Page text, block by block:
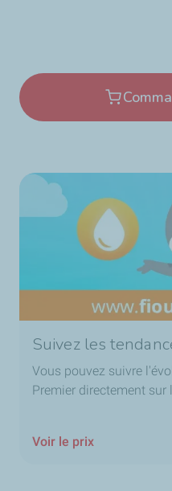
Suivez les
Vous pouvez suivre
Premier directement
Voir le prix